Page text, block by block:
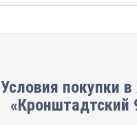
Условия покупки
«Кронштадтский